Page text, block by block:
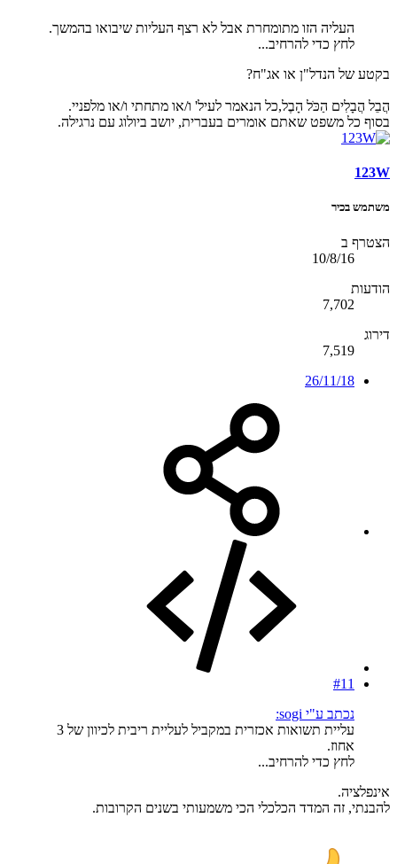
העליה הזו מתומחרת אבל לא רצף העליות שיבואו בהמשך.
לחץ כדי להרחיב...
בקטע של הנדל"ן או אג"ח?
הֲבֵל הֲבָלִים הַכֹּל הָבֶל,כל הנאמר לעיל' ו/או מתחתי ו/או מלפניי.
בסוף כל משפט שאתם אומרים בעברית, יושב ביולוג עם נרגילה.
123W
משתמש בכיר
הצטרף ב
10/8/16
הודעות
7,702
דירוג
7,519
26/11/18
#11
נכתב ע"י sogi:
עליית תשואות אכזרית במקביל לעליית ריבית לכיוון של 3
אחוז.
לחץ כדי להרחיב...
אינפלציה.
להבנתי, זה המדד הכלכלי הכי משמעותי בשנים הקרובות.